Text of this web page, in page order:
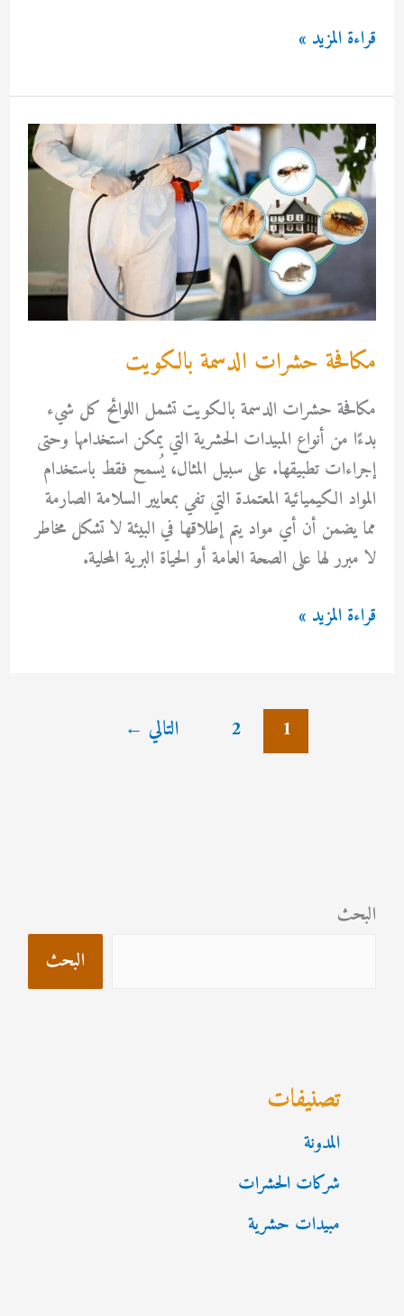
مكافحة
الدعية
بالكويت
قراءة المزيد »
مكافحة حشرات الدسمة بالكويت
مكافحة حشرات الدسمة بالكويت تشمل اللوائح كل شيء
بدءًا من أنواع المبيدات الحشرية التي يمكن استخدامها وحتى
إجراءات تطبيقها. على سبيل المثال، يُسمح فقط باستخدام
المواد الكيميائية المعتمدة التي تفي بمعايير السلامة الصارمة
مما يضمن أن أي مواد يتم إطلاقها في البيئة لا تشكل مخاطر
لا مبرر لها على الصحة العامة أو الحياة البرية المحلية.
مكافحة
قراءة المزيد »
1
2 التالي ←
البحث
البحث
تصنيفات
المدونة
شركات الحشرات
مبيدات حشرية